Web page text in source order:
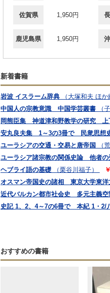
佐賀県 1,950円
鹿児島県 1,950円
新着書籍
岩波 イスラーム辞典 （大塚和夫 ほか
中国人の宗教意識 中国学芸叢書
（
岡熊臣集 神道津和野教学の研究 上
安丸良夫集 1～3の3冊で 民衆思想
ユーラシアの交通・交易と唐帝国
（
ユーラシア諸宗教の関係史論 他者の
ヘブライ語の基礎
（栗谷川福子）
オスマン帝国史の諸相 東京大学東洋
近代バルカン都市社会史 多元主義空
史記 1、2、4～7の6冊で 本紀 1・
おすすめの書籍